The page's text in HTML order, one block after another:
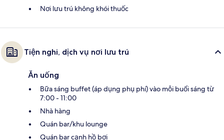
Nơi lưu trú không khói thuốc
Tiện nghi, dịch vụ nơi lưu trú
Ăn uống
Bữa sáng buffet (áp dụng phụ phí) vào mỗi buổi sáng từ
7:00 - 11:00
Nhà hàng
Quán bar/khu lounge
Quán bar cạnh hồ bơi